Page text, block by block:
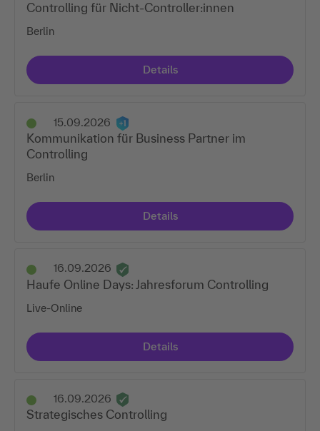
Controlling für Nicht-Controller:innen
Berlin
Details
15.09.2026
Kommunikation für Business Partner im
Controlling
Berlin
Details
16.09.2026
Haufe Online Days: Jahresforum Controlling
Live-Online
Details
16.09.2026
Strategisches Controlling